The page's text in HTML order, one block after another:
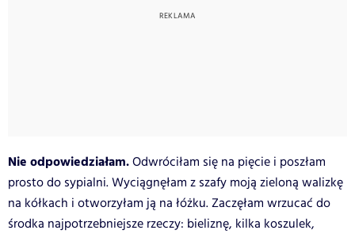
Nie odpowiedziałam.Odwróciłam się na pięcie i poszłam
prosto do sypialni. Wyciągnęłam z szafy moją zieloną walizkę
na kółkach i otworzyłam ją na łóżku. Zaczęłam wrzucać do
środka najpotrzebniejsze rzeczy: bieliznę, kilka koszulek,